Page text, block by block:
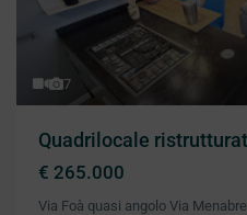
7
Quadrilocale
€ 265.000
Via Foà quasi angolo Via